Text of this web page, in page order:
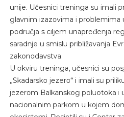
unije. Učesnici treninga su imali
glavnim izazovima i problemima
područja s ciljem unapređenja
saradnje u smislu približavanja
zakonodavstva.
U okviru treninga, učesnici su
„Skadarsko jezero“ i imali su
jezerom Balkanskog poluotoka i
nacionalnim parkom u kojem